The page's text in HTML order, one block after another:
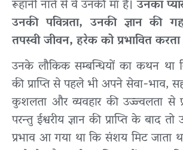
रूहानी नाते से वे उनकी माँ हैं।उनका
उनकी पवित्रता, उनकी ज्ञान की
तपस्वी जीवन, हरेक को प्रभावित करता
उनके लौकिक सम्बन्धियों का कथन था
की प्राप्ति से पहले भी अपने सेवा-भाव,
कुशलता और व्यवहार की उज्ज्वलता से
परन्तु ईश्वरीय ज्ञान की प्राप्ति के बाद
प्रभाव आ गया था कि संशय मिट जाता